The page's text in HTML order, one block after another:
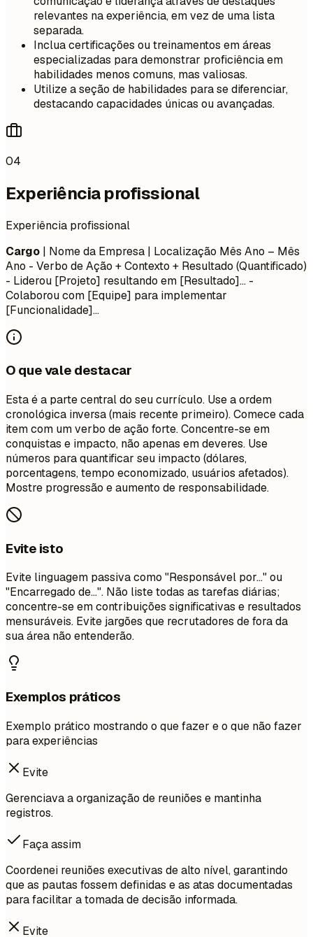
relevantes na experiência, em vez de uma lista
separada.
Inclua certificações ou treinamentos em áreas
especializadas para demonstrar proficiência em
habilidades menos comuns, mas valiosas.
Utilize a seção de habilidades para se diferenciar,
destacando capacidades únicas ou avançadas.
04
Experiência profissional
Experiência profissional
Cargo | Nome da Empresa | Localização Mês Ano – Mês
Ano - Verbo de Ação + Contexto + Resultado (Quantificado)
- Liderou [Projeto] resultando em [Resultado]... -
Colaborou com [Equipe] para implementar
[Funcionalidade]...
O que vale destacar
Esta é a parte central do seu currículo. Use a ordem
cronológica inversa (mais recente primeiro). Comece cada
item com um verbo de ação forte. Concentre-se em
conquistas e impacto, não apenas em deveres. Use
números para quantificar seu impacto (dólares,
porcentagens, tempo economizado, usuários afetados).
Mostre progressão e aumento de responsabilidade.
Evite isto
Evite linguagem passiva como "Responsável por..." ou
"Encarregado de...". Não liste todas as tarefas diárias;
concentre-se em contribuições significativas e resultados
mensuráveis. Evite jargões que recrutadores de fora da
sua área não entenderão.
Exemplos práticos
Exemplo prático mostrando o que fazer e o que não fazer
para experiências
Evite
Gerenciava a organização de reuniões e mantinha
registros.
Faça assim
Coordenei reuniões executivas de alto nível, garantindo
que as pautas fossem definidas e as atas documentadas
para facilitar a tomada de decisão informada.
Evite